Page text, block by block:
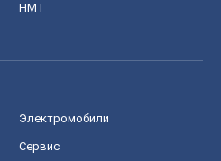
НМТ
Электромобили
Сервис